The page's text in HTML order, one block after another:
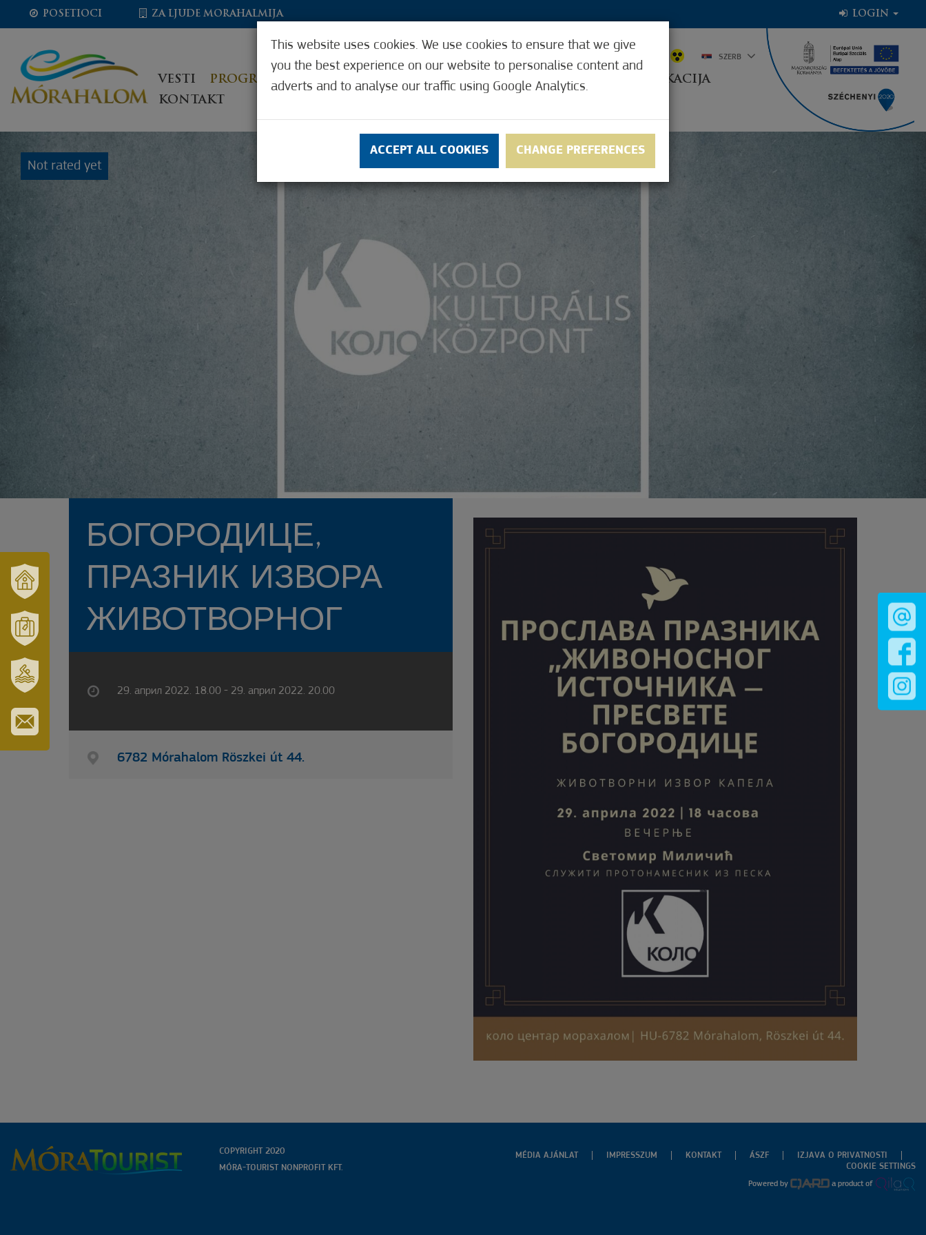
ÉS
TÉRSÉGÜNK
MÓRAHALOM
TURISZTIKA
ERZSÉBET
GYÓGYFÜRDŐ
IRATKOZZON
POSETIOCI ZA LJUDE MORAHALMIJA LOGIN
VESTI PROGRAMI KAKO TO RADI KORISNE FUNKCIJE
PRIHVATANJE LOKACIJA
KONTAKT
SZERB
Not rated yet
БОГОРОДИЦЕ,
ПРАЗНИК ИЗВОРА
ЖИВОТВОРНОГ
29. април 2022. 18.00 - 29. април 2022. 20.00
6782 Mórahalom Röszkei út 44.
This website uses cookies. We use cookies to ensure that we give
you the best experience on our website to personalise content and
adverts and to analyse our traffic using Google Analytics.
ACCEPT ALL COOKIES CHANGE PREFERENCES
COPYRIGHT 2020
MÓRA-TOURIST NONPROFIT KFT.
MÉDIA AJÁNLAT IMPRESSZUM KONTAKT ÁSZF
IZJAVA O PRIVATNOSTI
COOKIE SETTINGS
Powered by a product of